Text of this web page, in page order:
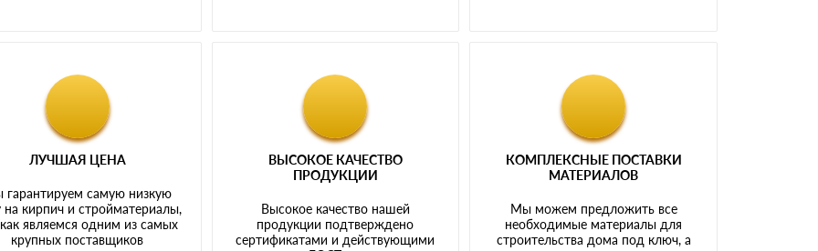
ЛУЧШАЯ ЦЕНА
самую низкую
на кирпич и стройматериалы,
являемся одним из самых
крупных поставщиков
ВЫСОКОЕ КАЧЕСТВО
ПРОДУКЦИИ
Высокое качество нашей
продукции подтверждено
сертификатами и действующими
КОМПЛЕКСНЫЕ ПОСТАВКИ
МАТЕРИАЛОВ
Мы можем предложить все
необходимые материалы для
строительства дома под ключ, а